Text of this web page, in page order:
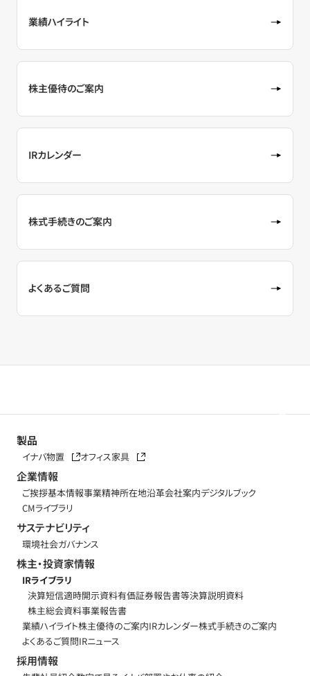
業績ハイライト
株主優待のご案内
IRカレンダー
株式手続きのご案内
よくあるご質問
製品
イナバ物置 オフィス家具
企業情報
ご挨拶基本情報事業精神所在地沿革会社案内デジタルブック
CMライブラリ
サステナビリティ
環境社会ガバナンス
株主・投資家情報
IRライブラリ
決算短信適時開示資料有価証券報告書等決算説明資料
株主総会資料事業報告書
業績ハイライト株主優待のご案内IRカレンダー株式手続きのご案内
よくあるご質問IRニュース
採用情報